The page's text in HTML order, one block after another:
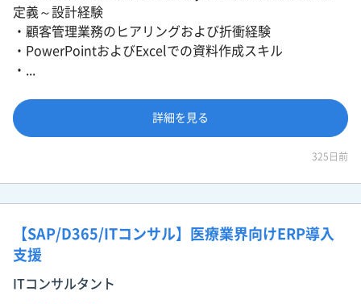
定義～設計経験
・顧客管理業務のヒアリングおよび折衝経験
・PowerPointおよびExcelでの資料作成スキル
・...
詳細を見る
325日前
【SAP/D365/ITコンサル】医療業界向けERP導入
支援
ITコンサルタント